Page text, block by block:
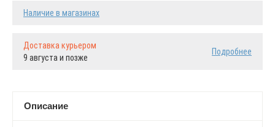
Наличие в магазинах
Доставка курьером
9 августа и позже
Подробнее
Описание